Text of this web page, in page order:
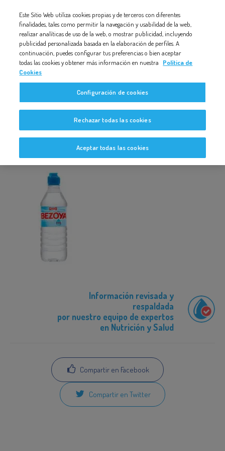
accesibilidad.
500-HOGAR-SPORT
500-hogar-sport
Información revisada y
respaldada
por nuestro equipo de expertos
en Nutrición y Salud
Compartir en Facebook
Compartir en Twitter
Este Sitio Web utiliza cookies propias y de terceros con diferentes
finalidades, tales como permitir la navegación y usabilidad de la web,
realizar analíticas de uso de la web, o mostrar publicidad, incluyendo
publicidad personalizada basada en la elaboración de perfiles. A
continuación, puedes configurar tus preferencias o bien aceptar
todas las cookies y obtener más información en nuestra
Política de
Cookies
Configuración de cookies
Rechazar todas las cookies
Aceptar todas las cookies